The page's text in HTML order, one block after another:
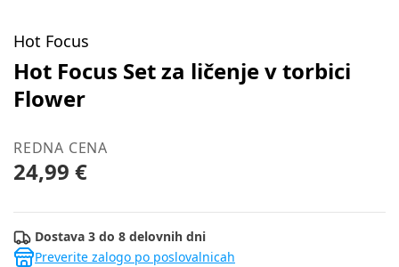
Hot Focus
Hot Focus Set za ličenje v torbici
Flower
REDNA CENA
24,99 €
Dostava 3 do 8 delovnih dni
Preverite zalogo po poslovalnicah